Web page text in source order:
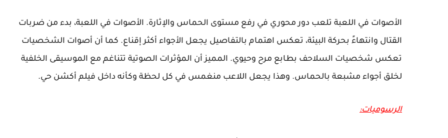
الأصوات في اللعبة تلعب دور محوري في رفع مستوى الحماس والإثارة. الأصوات في اللعبة، بدء من ضربات
القتال وانتهاءً بحركة البيئة، تعكس اهتمام بالتفاصيل يجعل الأجواء أكثر إقناع. كما أن أصوات الشخصيات
تعكس شخصيات السلاحف بطابع مرح وحيوي. المميز أن المؤثرات الصوتية تتناغم مع الموسيقى الخلفية
لخلق أجواء مشبعة بالحماس. وهذا يجعل اللاعب منغمس في كل لحظة وكأنه داخل فيلم أكشن حي.
الرسوميات: